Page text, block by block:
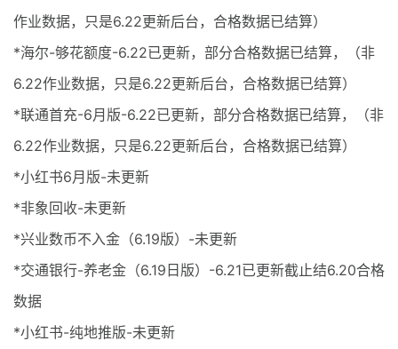
作业数据，只是6.22更新后台，合格数据已结算）
*海尔-够花额度-6.22已更新，部分合格数据已结算，（非
6.22作业数据，只是6.22更新后台，合格数据已结算）
*联通首充-6月版-6.22已更新，部分合格数据已结算，（非
6.22作业数据，只是6.22更新后台，合格数据已结算）
*小红书6月版-未更新
*非象回收-未更新
*兴业数币不入金（6.19版）-未更新
*交通银行-养老金（6.19日版）-6.21已更新截止结6.20合格
数据
*小红书-纯地推版-未更新